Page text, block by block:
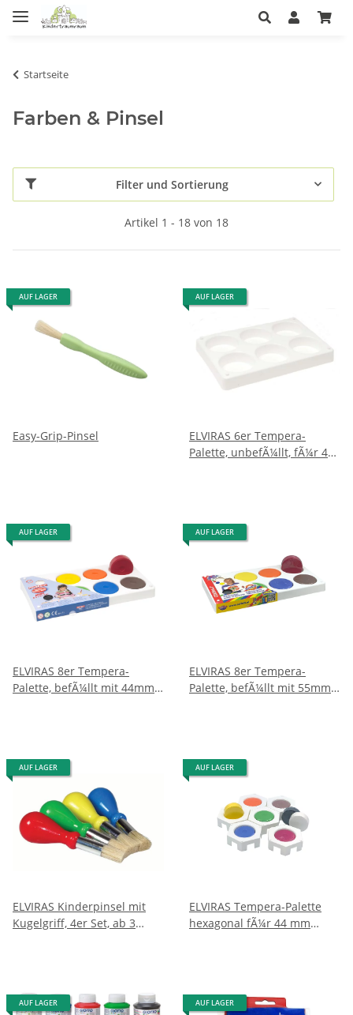
Startseite
Farben & Pinsel
Filter und Sortierung
Artikel 1 - 18 von 18
AUF LAGER
Easy-Grip-Pinsel
AUF LAGER
ELVIRAS 6er Tempera-
Palette, unbefÃ¼llt, fÃ¼r 44
AUF LAGER
ELVIRAS 8er Tempera-
Palette, befÃ¼llt mit 44mm
AUF LAGER
ELVIRAS 8er Tempera-
Palette, befÃ¼llt mit 55mm
AUF LAGER
ELVIRAS Kinderpinsel mit
Kugelgriff, 4er Set, ab 3
AUF LAGER
ELVIRAS Tempera-Palette
hexagonal fÃ¼r 44 mm
AUF LAGER AUF LAGER